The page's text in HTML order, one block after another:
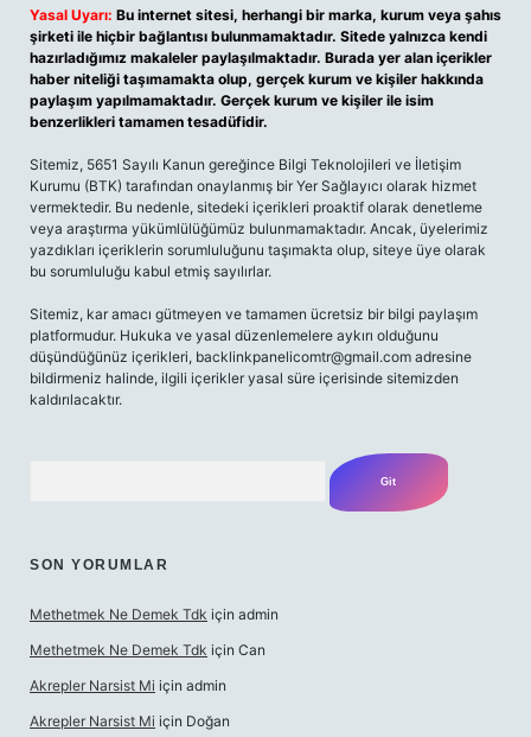
Yasal Uyarı: Bu internet sitesi, herhangi bir marka, kurum veya şahıs
şirketi ile hiçbir bağlantısı bulunmamaktadır. Sitede yalnızca kendi
hazırladığımız makaleler paylaşılmaktadır. Burada yer alan içerikler
haber niteliği taşımamakta olup, gerçek kurum ve kişiler hakkında
paylaşım yapılmamaktadır. Gerçek kurum ve kişiler ile isim
benzerlikleri tamamen tesadüfidir.
Sitemiz, 5651 Sayılı Kanun gereğince Bilgi Teknolojileri ve İletişim
Kurumu (BTK) tarafından onaylanmış bir Yer Sağlayıcı olarak hizmet
vermektedir. Bu nedenle, sitedeki içerikleri proaktif olarak denetleme
veya araştırma yükümlülüğümüz bulunmamaktadır. Ancak, üyelerimiz
yazdıkları içeriklerin sorumluluğunu taşımakta olup, siteye üye olarak
bu sorumluluğu kabul etmiş sayılırlar.
Sitemiz, kar amacı gütmeyen ve tamamen ücretsiz bir bilgi paylaşım
platformudur. Hukuka ve yasal düzenlemelere aykırı olduğunu
düşündüğünüz içerikleri, backlinkpanelicomtr@gmail.com adresine
bildirmeniz halinde, ilgili içerikler yasal süre içerisinde sitemizden
kaldırılacaktır.
SON YORUMLAR
Methetmek Ne Demek Tdk için admin
Methetmek Ne Demek Tdk için Can
Akrepler Narsist Mi için admin
Akrepler Narsist Mi için Doğan